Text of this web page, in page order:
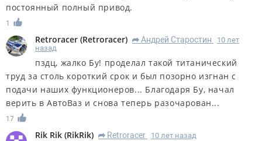
постоянный полный привод.
1
Retroracer (Retroracer) R Андрей Старостин
10 лет
назад
пздц, жалко Бу! проделал такой титанический
труд за столь короткий срок и был позорно изгнан с
подачи наших функционеров... Благодаря Бу, начал
верить в АвтоВаз и снова теперь разочарован...
17
Rik Rik (RikRik) R Retroracer 10 лет назад